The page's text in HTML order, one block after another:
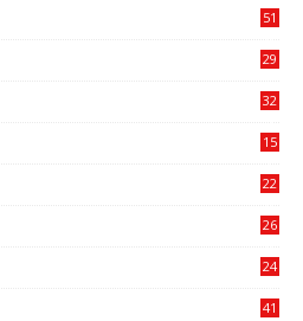
51
29
32
15
22
26
24
41